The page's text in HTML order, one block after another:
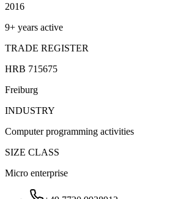
2016
9+ years active
TRADE REGISTER
HRB 715675
Freiburg
INDUSTRY
Computer programming activities
SIZE CLASS
Micro enterprise